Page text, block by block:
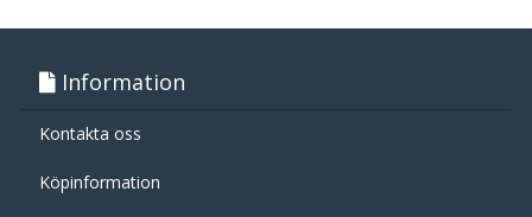
Information
Kontakta oss
Köpinformation